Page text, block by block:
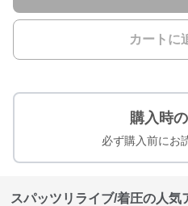
カートに
購入時
必ず購入前にお
スパッツリライブ/着圧の人気